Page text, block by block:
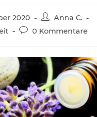
2020
Beitrags-
Autor:
Anna C.
Beitrags-
0 Kommentare